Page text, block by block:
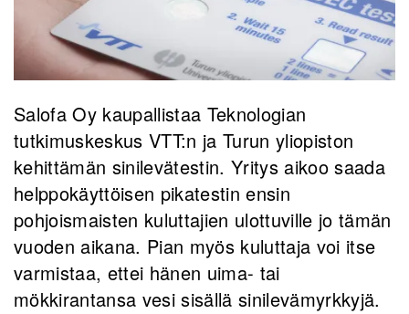
Salofa Oy kaupallistaa Teknologian
tutkimuskeskus VTT:n ja Turun yliopiston
kehittämän sinilevätestin. Yritys aikoo saada
helppokäyttöisen pikatestin ensin
pohjoismaisten kuluttajien ulottuville jo tämän
vuoden aikana. Pian myös kuluttaja voi itse
varmistaa, ettei hänen uima- tai
mökkirantansa vesi sisällä sinilevämyrkkyjä.